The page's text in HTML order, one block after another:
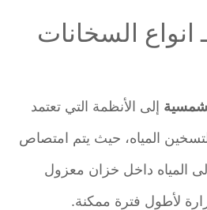
السخانات
إلى الأنظمة التي تعتمد
المياه، حيث يتم امتصاص
داخل خزان معزول
لأطول فترة ممكنة.